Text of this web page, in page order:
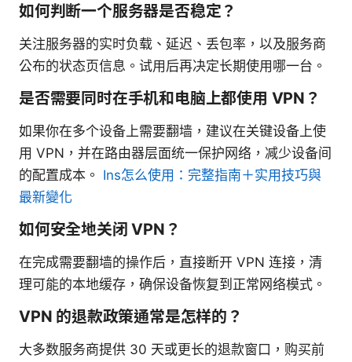
如何判断一个服务器是否稳定？
关注服务器的实时负载、延迟、丢包率，以及服务商
公布的状态页信息。试用后再决定长期使用哪一台。
是否需要同时在手机和电脑上都使用 VPN？
如果你在多个设备上需要翻墙，建议在关键设备上使
用 VPN，并在路由器层面统一保护网络，减少设备间
的配置成本。 Ins怎么使用：完整指南＋实用技巧與
最新變化
如何安全地关闭 VPN？
在完成需要翻墙的操作后，直接断开 VPN 连接，清
理可能的本地缓存，确保设备恢复到正常网络模式。
VPN 的退款政策通常是怎样的？
大多数服务商提供 30 天或更长的退款窗口，购买前